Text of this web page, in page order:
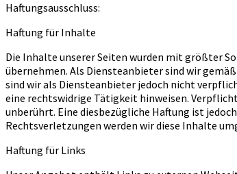
Haftungsausschluss:
Haftung für Inhalte
Die Inhalte unserer Seiten wurden mit größter
übernehmen. Als Diensteanbieter sind wir
sind wir als Diensteanbieter jedoch nicht
eine rechtswidrige Tätigkeit hinweisen.
unberührt. Eine diesbezügliche Haftung ist
Rechtsverletzungen werden wir diese Inhalte
Haftung für Links